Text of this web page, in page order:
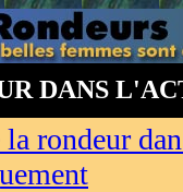
DANS
rondeur